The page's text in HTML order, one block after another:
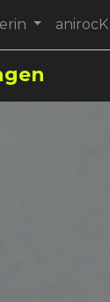
anirocK